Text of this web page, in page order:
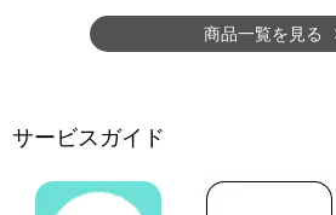
商品一覧を見る
サービスガイド